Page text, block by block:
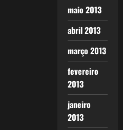
maio 2013
abril 2013
março 2013
fevereiro
2013
janeiro
2013